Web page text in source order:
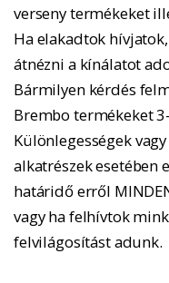
verseny termékeket
Ha elakadtok
átnézni a kínálatot
Bármilyen kérdés
Brembo termékeket
Különlegességek
alkatrészek esetében
határidő erről
vagy ha felhívtok
felvilágosítást adunk.